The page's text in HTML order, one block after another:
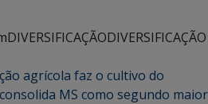
DIVERSIFICAÇÃODIVERSIFICAÇÃO
agrícola faz o cultivo do
MS como segundo maior